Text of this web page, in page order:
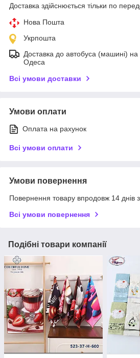
Доставка здійснюється тільки по
Нова Пошта
Укрпошта
Доставка до автобуса (машині)
Одеса
Всі умови доставки
Умови оплати
Оплата на рахунок
Всі умови оплати
Умови повернення
Повернення товару впродовж 14 днів
Всі умови повернення
Подібні товари компанії